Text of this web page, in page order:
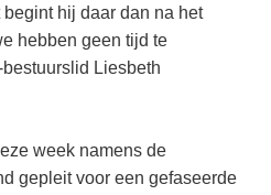
(13)
de onderbouw zelf!
mediawijs!
overal rekenen oefenen
en toetsen
voor het aanleren van
begint hij daar dan na het
hebben geen tijd te
bestuurslid Liesbeth
week namens de
gepleit voor een gefaseerde